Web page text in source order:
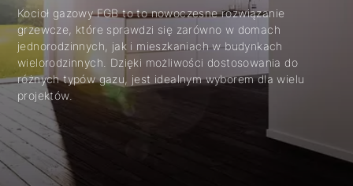
Kocioł gazowy FGB to to nowoczesne rozwiązanie
grzewcze, które sprawdzi się zarówno w domach
jednorodzinnych, jak i mieszkaniach w budynkach
wielorodzinnych. Dzięki możliwości dostosowania do
różnych typów gazu, jest idealnym wyborem dla wielu
projektów.